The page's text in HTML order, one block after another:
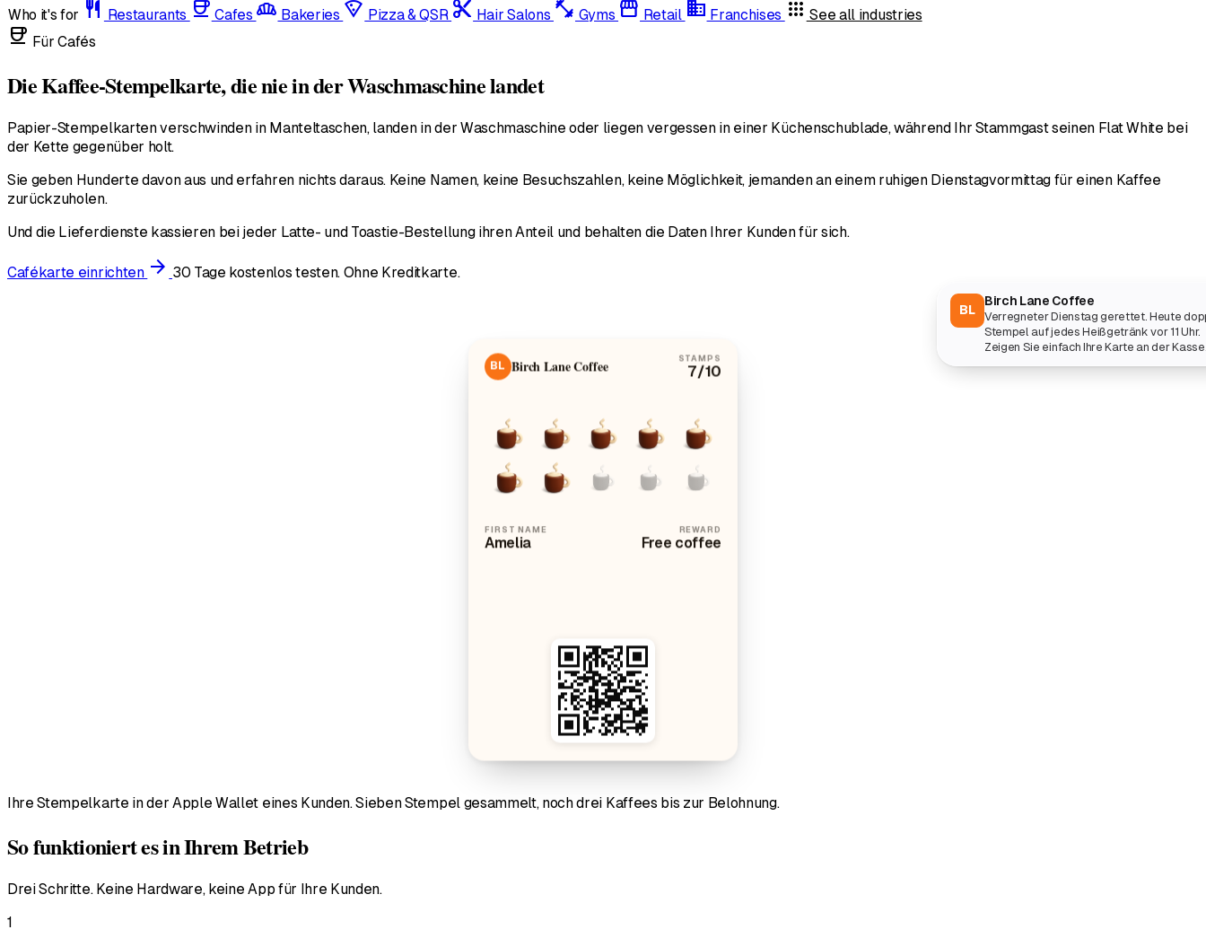
Who it's for restaurant Restaurants coffee Cafes bakery_dining Bakeries local_pizza Pizza & QSR content_cut Hair Salons fitness_center Gyms storefront Retail domain Franchises apps See all industries
coffee Für Cafés
Die Kaffee-Stempelkarte, die nie in der Waschmaschine landet
Papier-Stempelkarten verschwinden in Manteltaschen, landen in der Waschmaschine oder liegen vergessen in einer Küchenschublade, während Ihr Stammgast seinen Flat White bei
der Kette gegenüber holt.
Sie geben Hunderte davon aus und erfahren nichts daraus. Keine Namen, keine Besuchszahlen, keine Möglichkeit, jemanden an einem ruhigen Dienstagvormittag für einen Kaffee
zurückzuholen.
Und die Lieferdienste kassieren bei jeder Latte- und Toastie-Bestellung ihren Anteil und behalten die Daten Ihrer Kunden für sich.
Cafékarte einrichten arrow_forward 30 Tage kostenlos testen. Ohne Kreditkarte.
BL
Birch Lane Coffee
Verregneter Dienstag gerettet. Heute
Stempel auf jedes Heißgetränk vor 11 Uhr.
Zeigen Sie einfach Ihre Karte an der
BL Birch Lane Coffee STAMPS
7/10
FIRST NAME
Amelia
REWARD
Free coffee
Ihre Stempelkarte in der Apple Wallet eines Kunden. Sieben Stempel gesammelt, noch drei Kaffees bis zur Belohnung.
So funktioniert es in Ihrem Betrieb
Drei Schritte. Keine Hardware, keine App für Ihre Kunden.
1